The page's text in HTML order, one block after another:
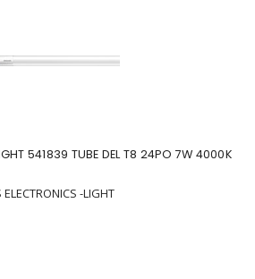
541839 TUBE DEL T8 24PO 7W 4000K
ELECTRONICS -LIGHT